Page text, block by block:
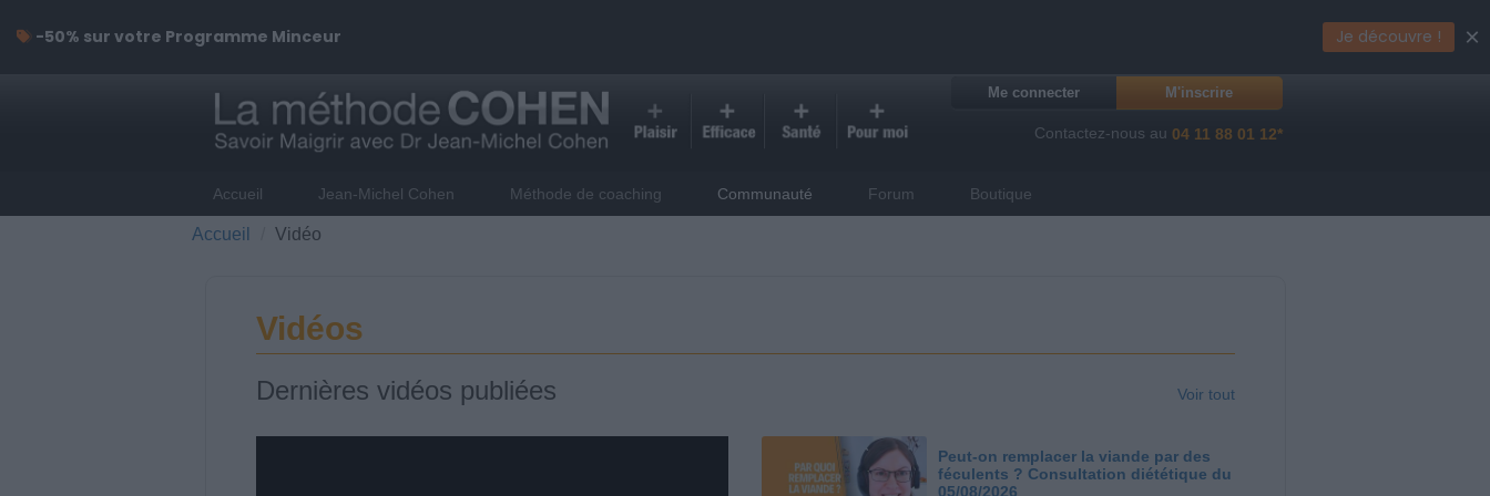
Me connecter M'inscrire
Contactez-nous au 04 11 88 01 12*
Accueil Jean-Michel Cohen Méthode de coaching Communauté Forum Boutique
Accueil Vidéo
Vidéos
Dernières vidéos publiées Voir tout
Peut-on remplacer la viande par des
féculents ? Consultation diététique du
05/08/2026
-50% sur votre Programme Minceur Je découvre ! ×